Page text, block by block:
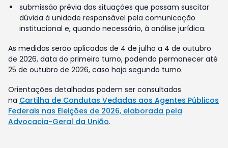
submissão prévia das situações que possam suscitar
dúvida à unidade responsável pela comunicação
institucional e, quando necessário, à análise jurídica.
As medidas serão aplicadas de 4 de julho a 4 de outubro
de 2026, data do primeiro turno, podendo permanecer até
25 de outubro de 2026, caso haja segundo turno.
Orientações detalhadas podem ser consultadas
na Cartilha de Condutas Vedadas aos Agentes Públicos
Federais nas Eleições de 2026, elaborada pela
Advocacia-Geral da União.